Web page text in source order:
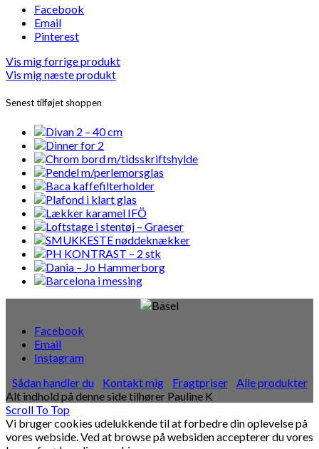
Facebook
Email
Pinterest
Vis mig forrige produkt
Vis mig næste produkt
Senest tilføjet shoppen
Facebook
Email
Instagram
Sådan handler du
Kontakt mig Fragtpriser
Alle produkter
Alt indhold på denne side tilhører Pauline K
Scroll To Top
Vi bruger cookies udelukkende til at forbedre din oplevelse på
vores webside. Ved at browse på websiden accepterer du vores